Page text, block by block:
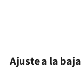
Ajuste a la baja